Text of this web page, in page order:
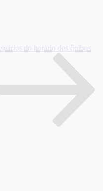
do horário dos ônibus